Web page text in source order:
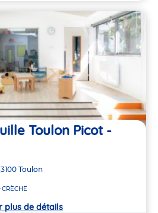
Toulon Picot -
Toulon
plus de détails